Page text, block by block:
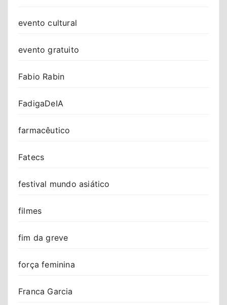
evento cultural
evento gratuito
Fabio Rabin
FadigaDeIA
farmacêutico
Fatecs
festival mundo asiático
filmes
fim da greve
força feminina
Franca Garcia